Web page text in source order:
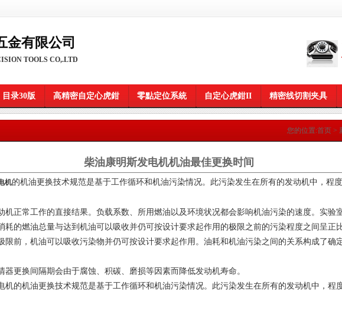
金有限公司
TOOLS CO,.LTD
目录30版 高精密自定心虎鉗 零點定位系統 自定心虎鉗II 精密线切割夹具
您的位置:首页 >
柴油康明斯发电机机油最佳更换时间
机的机油更换技术规范是基于工作循环和机油污染情况。此污染发生在所有的发动机中，程
机正常工作的直接结果。负载系数、所用燃油以及环境状况都会影响机油污染的速度。实验
耗的燃油总量与达到机油可以吸收并仍可按设计要求起作用的极限之前的污染程度之间呈正
限前，机油可以吸收污染物并仍可按设计要求起作用。油耗和机油污染之间的关系构成了确
器更换间隔期会由于腐蚀、积碳、磨损等因素而降低发动机寿命。
机的机油更换技术规范是基于工作循环和机油污染情况。此污染发生在所有的发动机中，程